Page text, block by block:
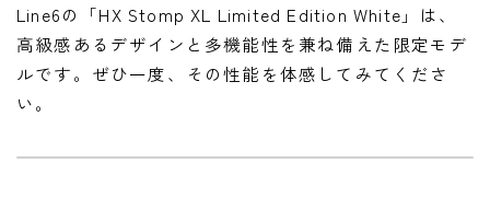
Line6の「HX Stomp XL Limited Edition White」は、
高級感あるデザインと多機能性を兼ね備えた限定モデ
ルです。ぜひ一度、その性能を体感してみてくださ
い。